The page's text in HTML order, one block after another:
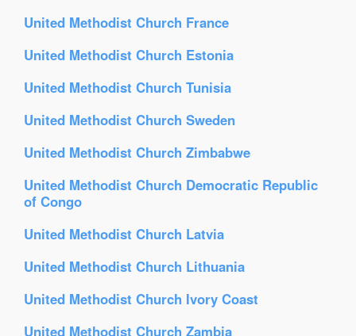
United Methodist Church France
United Methodist Church Estonia
United Methodist Church Tunisia
United Methodist Church Sweden
United Methodist Church Zimbabwe
United Methodist Church Democratic Republic
of Congo
United Methodist Church Latvia
United Methodist Church Lithuania
United Methodist Church Ivory Coast
United Methodist Church Zambia